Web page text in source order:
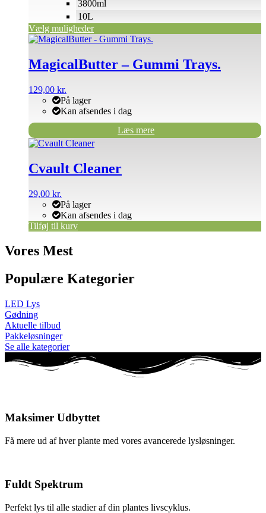
Vælg muligheder
3800ml
10L
MagicalButter – Gummi Trays.
129,00 kr.
På lager
Kan afsendes i dag
Læs mere
Cvault Cleaner
29,00 kr.
På lager
Kan afsendes i dag
Tilføj til kurv
Vores Mest
Populære Kategorier
LED Lys
Gødning
Aktuelle tilbud
Pakkeløsninger
Se alle kategorier
Maksimer Udbyttet
Få mere ud af hver plante med vores avancerede lysløsninger.
Fuldt Spektrum
Perfekt lys til alle stadier af din plantes livscyklus.